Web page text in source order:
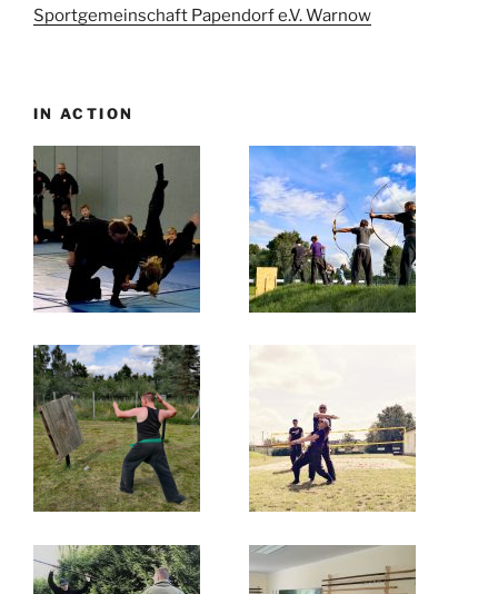
Sportgemeinschaft Papendorf e.V. Warnow
IN ACTION